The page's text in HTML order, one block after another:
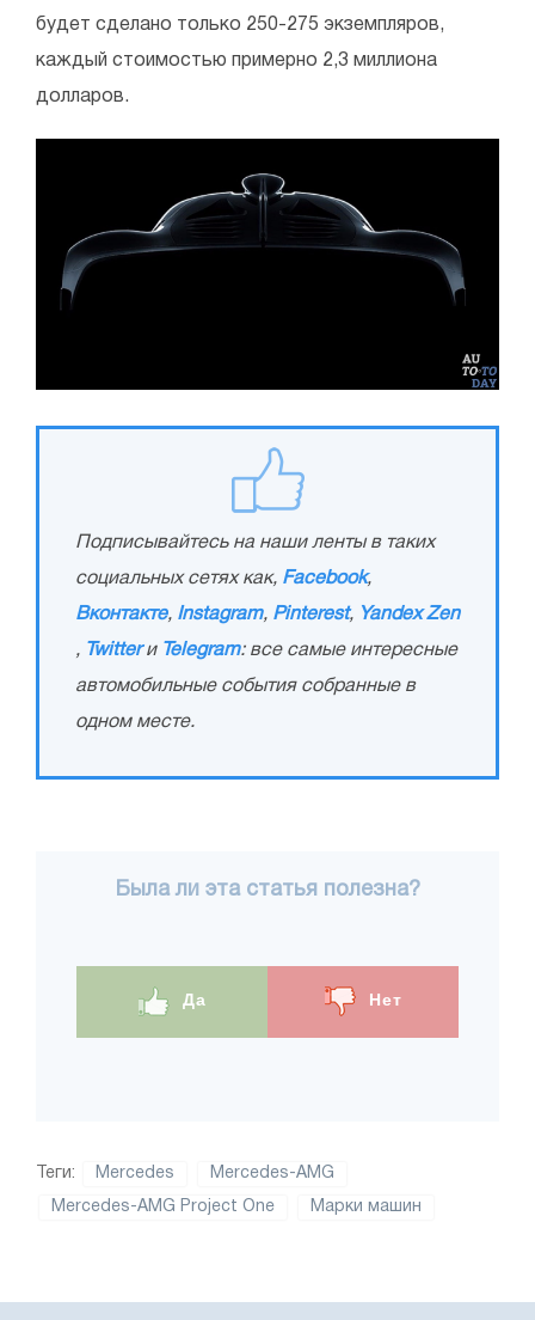
будет сделано только 250-275 экземпляров,
каждый стоимостью примерно 2,3 миллиона
долларов.
Подписывайтесь на наши ленты в таких
социальных сетях как, Facebook,
Вконтакте, Instagram, Pinterest, Yandex Zen
, Twitterи Telegram: все самые интересные
автомобильные события собранные в
одном месте.
Была ли эта статья полезна?
Да Нет
Теги: Mercedes Mercedes-AMG
Mercedes-AMG Project One Марки машин